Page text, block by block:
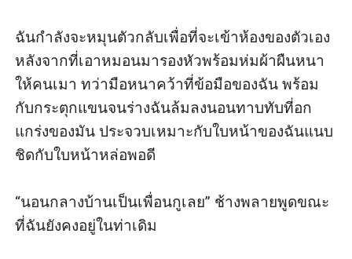
ฉันกำลังจะหมุนตัวกลับเพื่อที่จะเข้าห้องของตัวเอง
หลังจากที่เอาหมอนมารองหัวพร้อมห่มผ้าผืนหนา
ให้คนเมา ทว่ามือหนาคว้าที่ข้อมือของฉัน พร้อม
กับกระตุกแขนจนร่างฉันล้มลงนอนทาบทับที่อก
แกร่งของมัน ประจวบเหมาะกับใบหน้าของฉันแนบ
ชิดกับใบหน้าหล่อพอดี
“นอนกลางบ้านเป็นเพื่อนกูเลย” ช้างพลายพูดขณะ
ที่ฉันยังคงอยู่ในท่าเดิม